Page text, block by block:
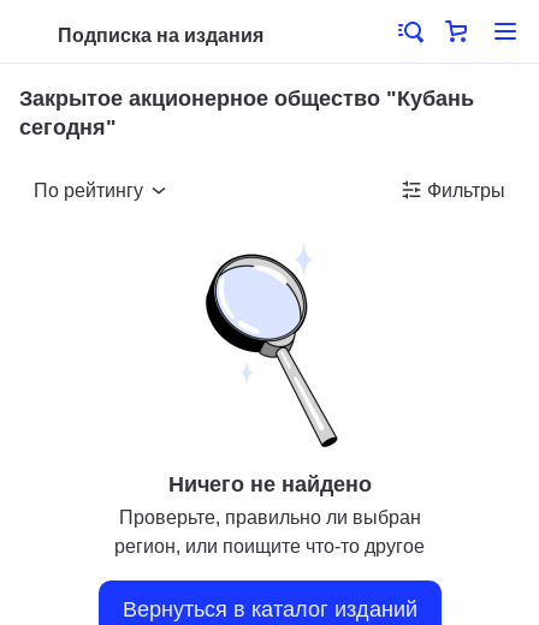
Подписка на издания
Закрытое акционерное общество "Кубань
сегодня"
По рейтингу Фильтры
Ничего не найдено
Проверьте, правильно ли выбран
регион, или поищите что-то другое
Вернуться в каталог изданий